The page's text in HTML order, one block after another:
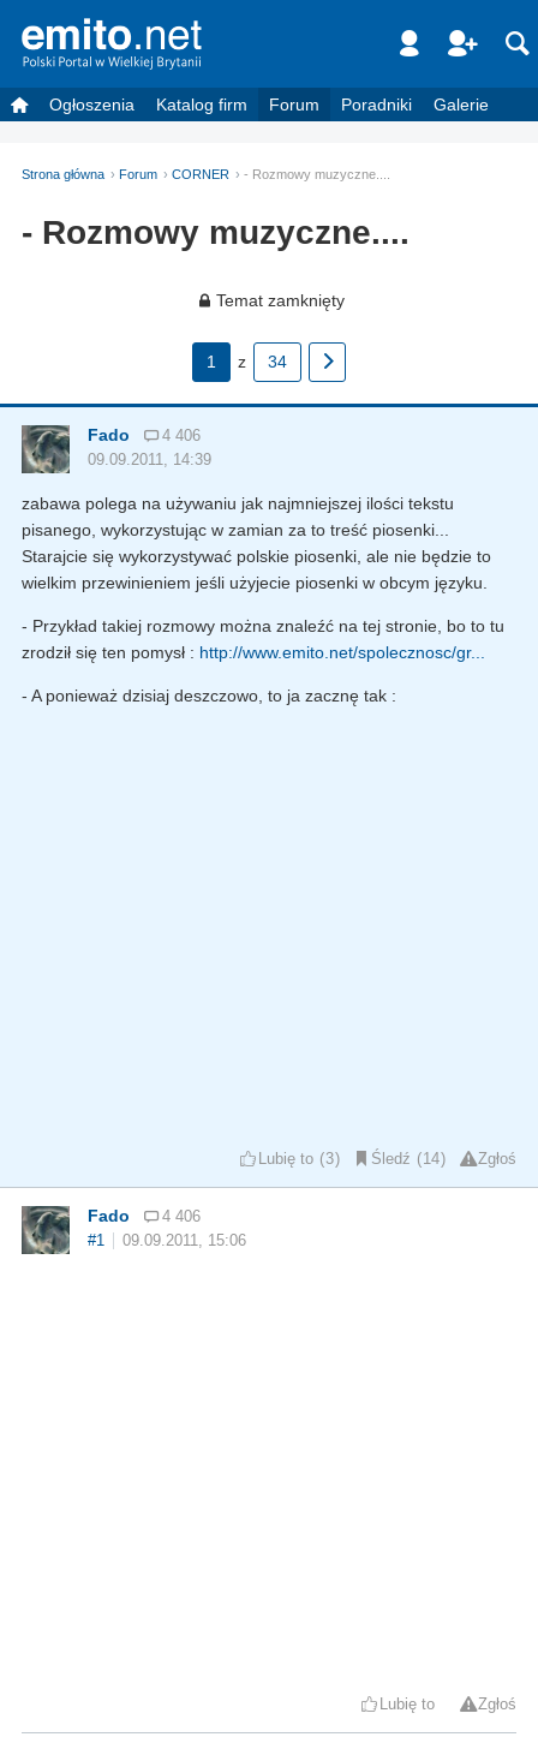
Ogłoszenia Katalog firm Forum Poradniki Galerie
Strona główna Forum CORNER - Rozmowy muzyczne....
- Rozmowy muzyczne....
Temat zamknięty
1 z 34
Fado
4 406
09.09.2011, 14:39
zabawa polega na używaniu jak najmniejszej ilości tekstu
pisanego, wykorzystując w zamian za to treść piosenki...
Starajcie się wykorzystywać polskie piosenki, ale nie będzie to
wielkim przewinieniem jeśli użyjecie piosenki w obcym języku.
- Przykład takiej rozmowy można znaleźć na tej stronie, bo to tu
zrodził się ten pomysł : http://www.emito.net/spolecznosc/gr...
- A ponieważ dzisiaj deszczowo, to ja zacznę tak :
Lubię to 3 Śledź 14 Zgłoś
Fado
4 406
#1
09.09.2011, 15:06
Lubię to Zgłoś